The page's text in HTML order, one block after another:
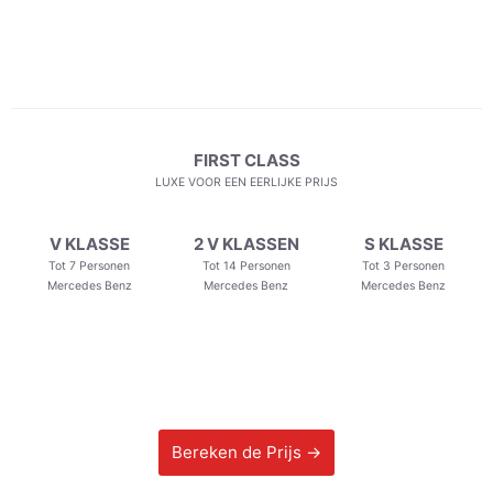
FIRST CLASS
LUXE VOOR EEN EERLIJKE PRIJS
V KLASSE
Tot 7 Personen
Mercedes Benz
2 V KLASSEN
Tot 14 Personen
Mercedes Benz
S KLASSE
Tot 3 Personen
Mercedes Benz
Bereken de Prijs →